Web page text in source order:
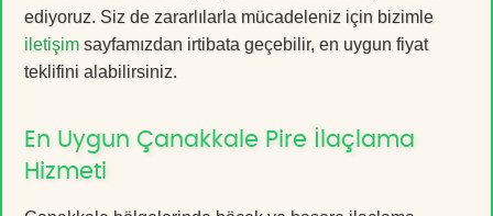
ediyoruz. Siz de zararlılarla mücadeleniz için bizimle
iletişim sayfamızdan irtibata geçebilir, en uygun fiyat
teklifini alabilirsiniz.
En Uygun Çanakkale Pire İlaçlama
Hizmeti